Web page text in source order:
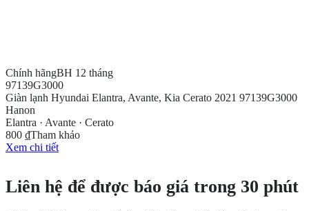
Chính hãngBH 12 tháng
97139G3000
Giàn lạnh Hyundai Elantra, Avante, Kia Cerato 2021 97139G3000
Hanon
Elantra · Avante · Cerato
800 ₫Tham khảo
Xem chi tiết
Liên hệ để được báo giá trong 30 phút